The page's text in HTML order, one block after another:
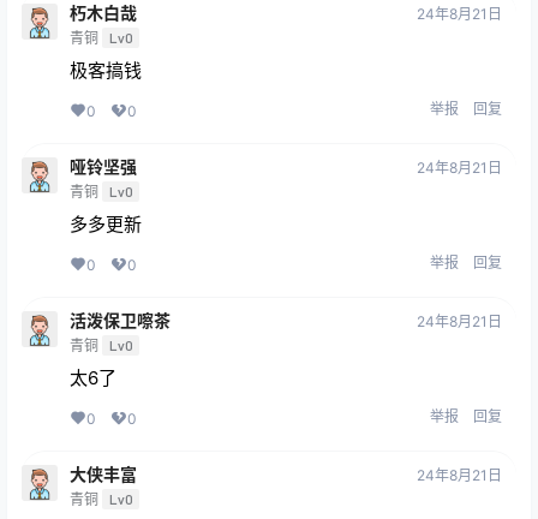
朽木白哉
青铜 Lv0
24年8月21日
极客搞钱
0 0 举报 回复
哑铃坚强
青铜 Lv0
24年8月21日
多多更新
0 0 举报 回复
活泼保卫嚓茶
青铜 Lv0
24年8月21日
太6了
0 0 举报 回复
大侠丰富
青铜 Lv0
24年8月21日